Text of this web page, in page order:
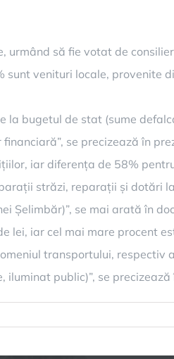
urmând să fie votat de
venituri locale, provenite
bugetul de stat (sume
se precizează în
iar diferența de 58%
străzi, reparații și dotări
Șelimbăr)”, se mai arată în
lei, iar cel mai mare procent
transportului,
public)”, se